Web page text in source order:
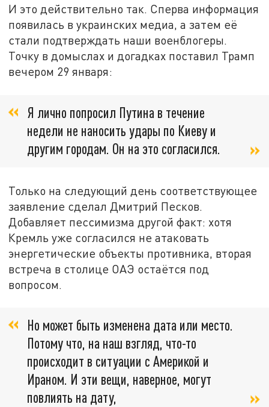
И это действительно так. Сперва информация
появилась в украинских медиа, а затем её
стали подтверждать наши военблогеры.
Точку в домыслах и догадках поставил Трамп
вечером 29 января:
Я лично попросил Путина в течение
недели не наносить удары по Киеву и
другим городам. Он на это согласился.
Только на следующий день соответствующее
заявление сделал Дмитрий Песков.
Добавляет пессимизма другой факт: хотя
Кремль уже согласился не атаковать
энергетические объекты противника, вторая
встреча в столице ОАЭ остаётся под
вопросом.
Но может быть изменена дата или место.
Потому что, на наш взгляд, что-то
происходит в ситуации с Америкой и
Ираном. И эти вещи, наверное, могут
повлиять на дату,